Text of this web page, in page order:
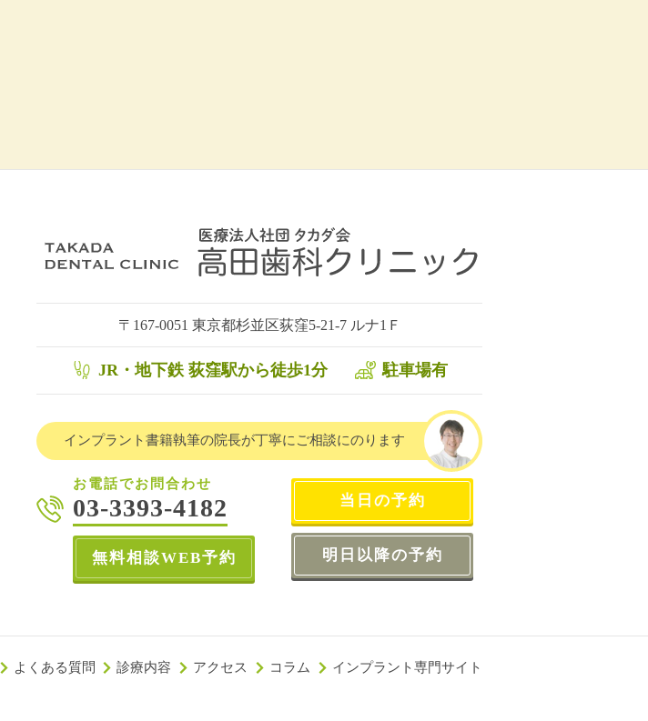
〒167-0051 東京都杉並区荻窪5-21-7 ルナ1Ｆ
JR・地下鉄 荻窪駅から徒歩1分 駐車場有
インプラント書籍執筆の院長が丁寧にご相談にのります
お電話でお問合わせ
03-3393-4182
無料相談WEB予約
当日の予約
明日以降の予約
よくある質問 診療内容 アクセス コラム インプラント専門サイト